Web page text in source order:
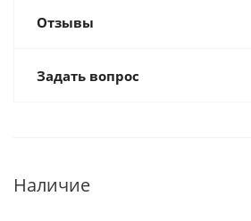
Отзывы
Задать вопрос
Наличие